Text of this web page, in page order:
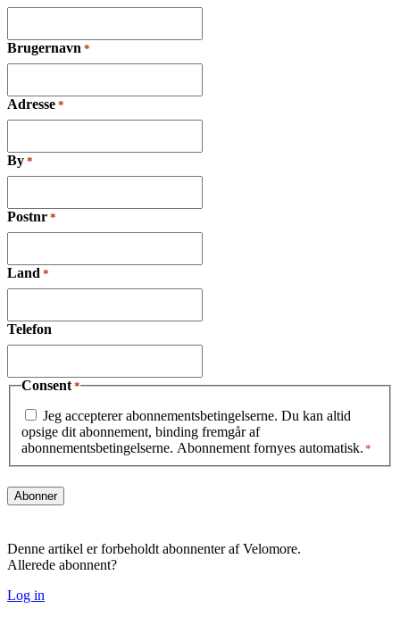
Brugernavn *
Adresse *
By *
Postnr *
Land *
Telefon
Consent *
Jeg accepterer abonnementsbetingelserne. Du kan altid
opsige dit abonnement, binding fremgår af
abonnementsbetingelserne. Abonnement fornyes automatisk. *
Denne artikel er forbeholdt abonnenter af Velomore.
Allerede abonnent?
Log in